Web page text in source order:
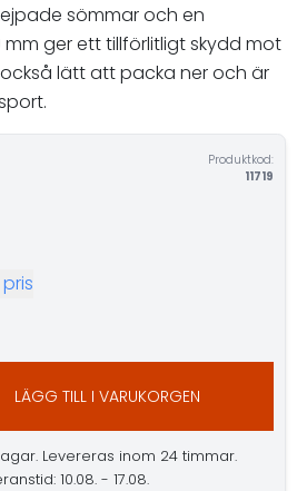
sömmar och en
ger ett tillförlitligt skydd mot
lätt att packa ner och är
Produktkod:
11719
LÄGG TILL I VARUKORGEN
Levereras inom 24 timmar.
10.08. - 17.08.